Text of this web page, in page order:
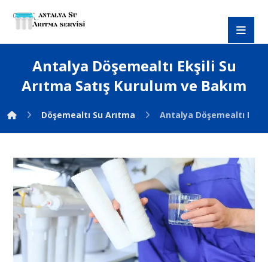
Antalya Döşemealtı Ekşili Su
Arıtma Satış Kurulum ve Bakım
Döşemealtı Su Arıtma Antalya Döşemealtı